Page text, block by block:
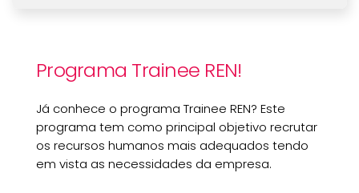
Programa Trainee REN!
Já conhece o programa Trainee REN? Este
programa tem como principal objetivo recrutar
os recursos humanos mais adequados tendo
em vista as necessidades da empresa.